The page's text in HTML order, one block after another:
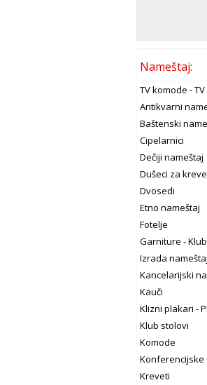
Nameštaj:
TV komode -
Antikvarni
Baštenski
Cipelarnici
Dečiji nameštaj
Dušeci za
Dvosedi
Etno nameštaj
Fotelje
Garniture -
Izrada
Kancelarijski
Kauči
Klizni plakari -
Klub stolovi
Komode
Konferencijske
Kreveti